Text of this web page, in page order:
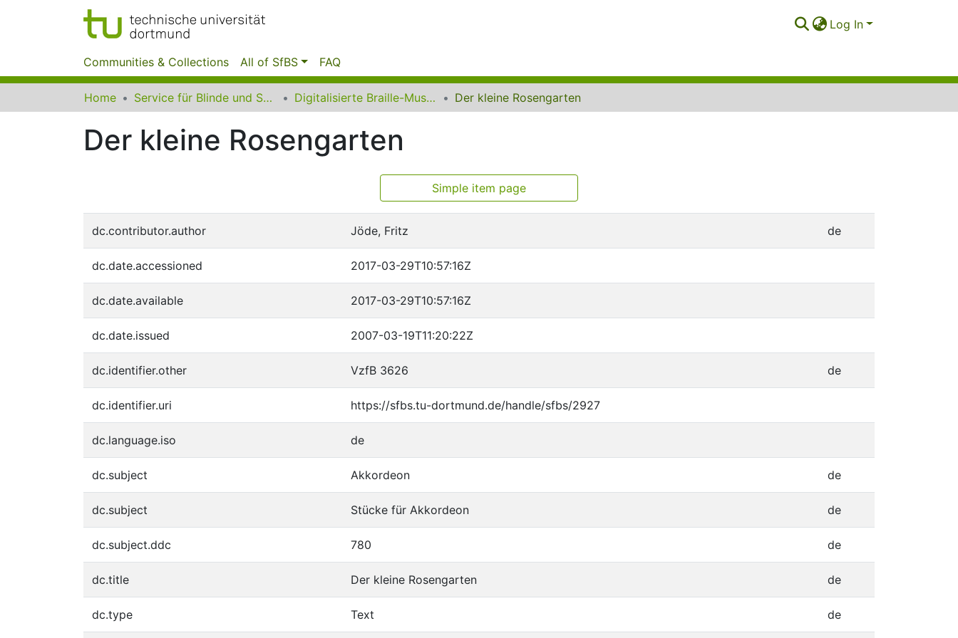
Log In
Communities & Collections All of SfBS FAQ
Home Service für Blinde und Sehbehinderte der UB Dortmund Digitalisierte Braille-Musik-Matrizen des VzfB Der kleine Rosengarten
Der kleine Rosengarten
Simple item page
dc.contributor.author Jöde, Fritz de
dc.date.accessioned 2017-03-29T10:57:16Z
dc.date.available 2017-03-29T10:57:16Z
dc.date.issued 2007-03-19T11:20:22Z
dc.identifier.other VzfB 3626 de
dc.identifier.uri https://sfbs.tu-dortmund.de/handle/sfbs/2927
dc.language.iso de
dc.subject Akkordeon de
dc.subject Stücke für Akkordeon de
dc.subject.ddc 780 de
dc.title Der kleine Rosengarten de
dc.type Text de